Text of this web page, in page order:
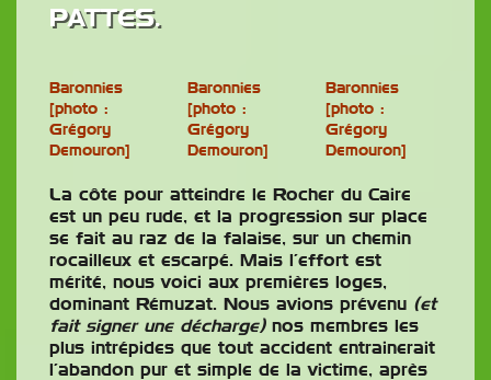
PATTES.
Baronnies
[photo :
Grégory
Demouron]
Baronnies
[photo :
Grégory
Demouron]
Baronnies
[photo :
Grégory
Demouron]
La côte pour atteindre le Rocher du Caire
est un peu rude, et la progression sur place
se fait au raz de la falaise, sur un chemin
rocailleux et escarpé. Mais l’effort est
mérité, nous voici aux premières loges,
dominant Rémuzat. Nous avions prévenu (et
fait signer une décharge)nos membres les
plus intrépides que tout accident entrainerait
l’abandon pur et simple de la victime, après